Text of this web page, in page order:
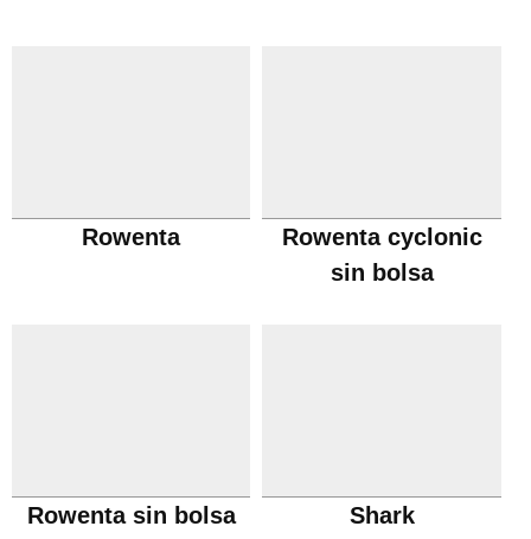
Rowenta
Rowenta cyclonic
sin bolsa
Rowenta sin bolsa Shark